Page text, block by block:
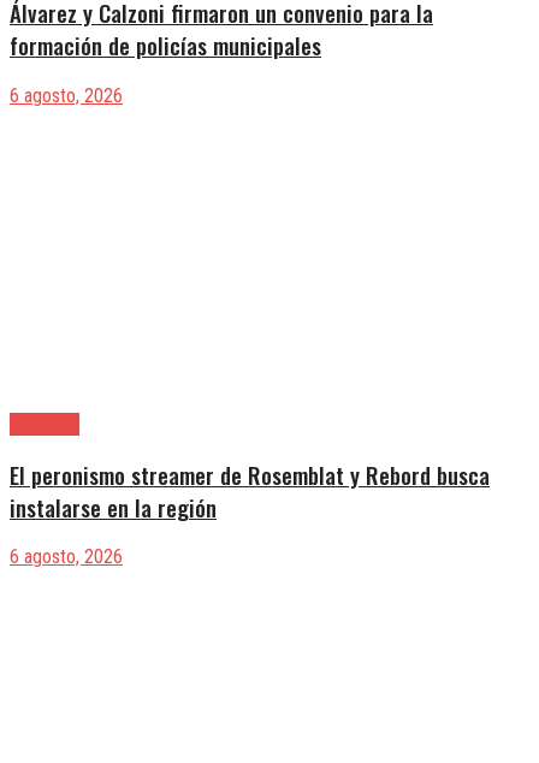
Álvarez y Calzoni firmaron un convenio para la
formación de policías municipales
6 agosto, 2026
El peronismo streamer de Rosemblat y Rebord busca
instalarse en la región
6 agosto, 2026